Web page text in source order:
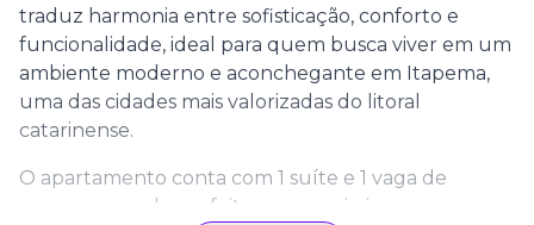
traduz harmonia entre sofisticação, conforto e
funcionalidade, ideal para quem busca viver em um
ambiente moderno e aconchegante em Itapema,
uma das cidades mais valorizadas do litoral
catarinense.
O apartamento conta com 1 suíte e 1 vaga de
garagem, sendo perfeito para casais, jovens